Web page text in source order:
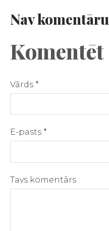
Nav komentāru
Komentēt
Vārds *
E-pasts *
Tavs komentārs